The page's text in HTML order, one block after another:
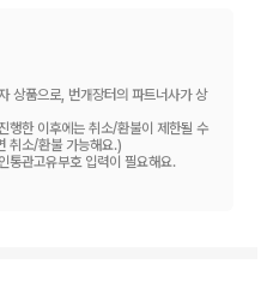
상품으로, 번개장터의 파트너사가 상
행한 이후에는 취소/환불이 제한될 수
취소/환불 가능해요.)
통관고유부호 입력이 필요해요.